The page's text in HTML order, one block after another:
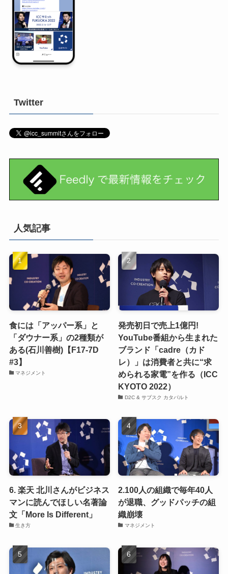
Twitter
人気記事
食には「アッパー系」と
「ダウナー系」の2種類が
ある(石川善樹)【F17-7D
#3】
マネジメント
発売初日で売上1億円!
YouTube番組から生まれた
ブランド「cadre（カド
レ）」は消費者と共に“求
められる家電”を作る（ICC
KYOTO 2022）
D2C & サブスク カタパルト
6. 楽天 北川さんがビジネス
マンに読んでほしい名著論
文「More Is Different」
生き方
2.100人の組織で毎年40人
が退職、グッドパッチの組
織崩壊
マネジメント